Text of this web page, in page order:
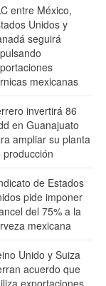
entre México,
Unidos y
seguirá
mexicanas
invertirá 86
en Guanajuato
ampliar su planta
producción
de Estados
pide imponer
del 75% a la
mexicana
Unido y Suiza
acuerdo que